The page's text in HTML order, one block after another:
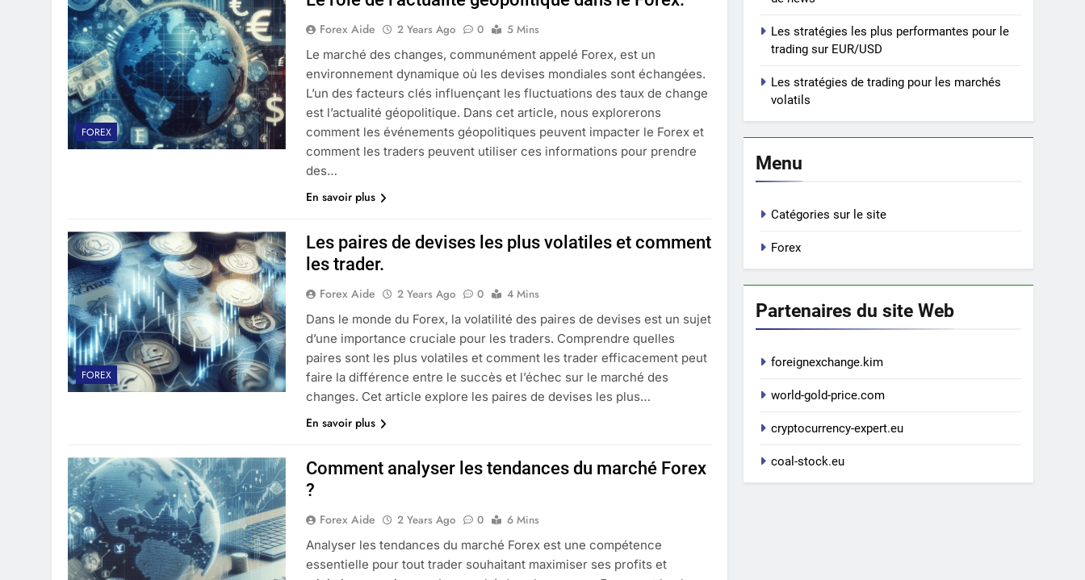
FOREX
Forex Aide 2 Years Ago 0
5 Mins
Le marché des changes, communément appelé Forex, est un
environnement dynamique où les devises mondiales sont échangées.
L’un des facteurs clés influençant les fluctuations des taux de change
est l’actualité géopolitique. Dans cet article, nous explorerons
comment les événements géopolitiques peuvent impacter le Forex et
comment les traders peuvent utiliser ces informations pour prendre
des…
En savoir plus
FOREX
Les paires de devises les plus volatiles et comment
les trader.
Forex Aide 2 Years Ago 0
4 Mins
Dans le monde du Forex, la volatilité des paires de devises est un sujet
d’une importance cruciale pour les traders. Comprendre quelles
paires sont les plus volatiles et comment les trader efficacement peut
faire la différence entre le succès et l’échec sur le marché des
changes. Cet article explore les paires de devises les plus…
En savoir plus
Comment analyser les tendances du marché Forex
?
Forex Aide 2 Years Ago 0
6 Mins
Analyser les tendances du marché Forex est une compétence
essentielle pour tout trader souhaitant maximiser ses profits et
Les stratégies les plus performantes pour le
trading sur EUR/USD
Les stratégies de trading pour les marchés
volatils
Menu
Catégories sur le site
Forex
Partenaires du site Web
foreignexchange.kim
world-gold-price.com
cryptocurrency-expert.eu
coal-stock.eu